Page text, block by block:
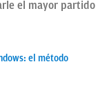
el mayor partido
el método